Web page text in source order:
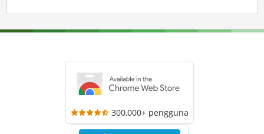
300,000+ pengguna